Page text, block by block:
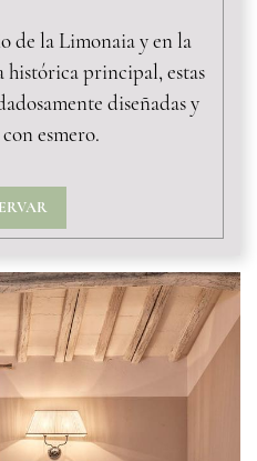
de la Limonaia y en la
principal, estas
diseñadas y
esmero.